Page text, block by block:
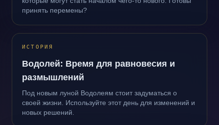
принять перемены?
ИСТОРИЯ
Водолей: Время для равновесия и
размышлений
Под новым луной Водолеям стоит задуматься о
своей жизни. Используйте этот день для изменений и
новых решений.